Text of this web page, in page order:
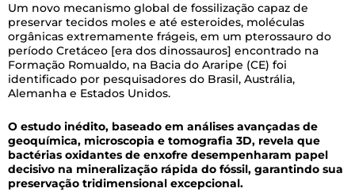
Um novo mecanismo global de fossilização capaz de
preservar tecidos moles e até esteroides, moléculas
orgânicas extremamente frágeis, em um pterossauro do
período Cretáceo [era dos dinossauros] encontrado na
Formação Romualdo, na Bacia do Araripe (CE) foi
identificado por pesquisadores do Brasil, Austrália,
Alemanha e Estados Unidos.
O estudo inédito, baseado em análises avançadas de
geoquímica, microscopia e tomografia 3D, revela que
bactérias oxidantes de enxofre desempenharam papel
decisivo na mineralização rápida do fóssil, garantindo sua
preservação tridimensional excepcional.